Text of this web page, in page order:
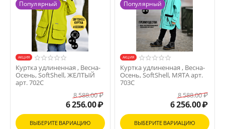
Популярный
AКЦИЯ
Куртка удлиненная , Весна-
Осень, SoftShell, ЖЕЛТЫЙ
арт. 702С
8 588.00₽
6 256.00₽
ВЫБЕРИТЕ ВАРИАЦИЮ
Популярный
AКЦИЯ
Куртка удлиненная , Весна-
Осень, SoftShell, МЯТА арт.
703С
8 588.00₽
6 256.00₽
ВЫБЕРИТЕ ВАРИАЦИЮ